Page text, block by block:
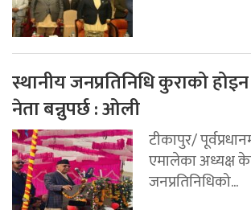
स्थानीय जनप्रतिनिधि कुराको
नेता बन्नुपर्छ : ओली
टीकापुर/
एमालेका अध्यक्ष
जनप्रतिनिधिको...